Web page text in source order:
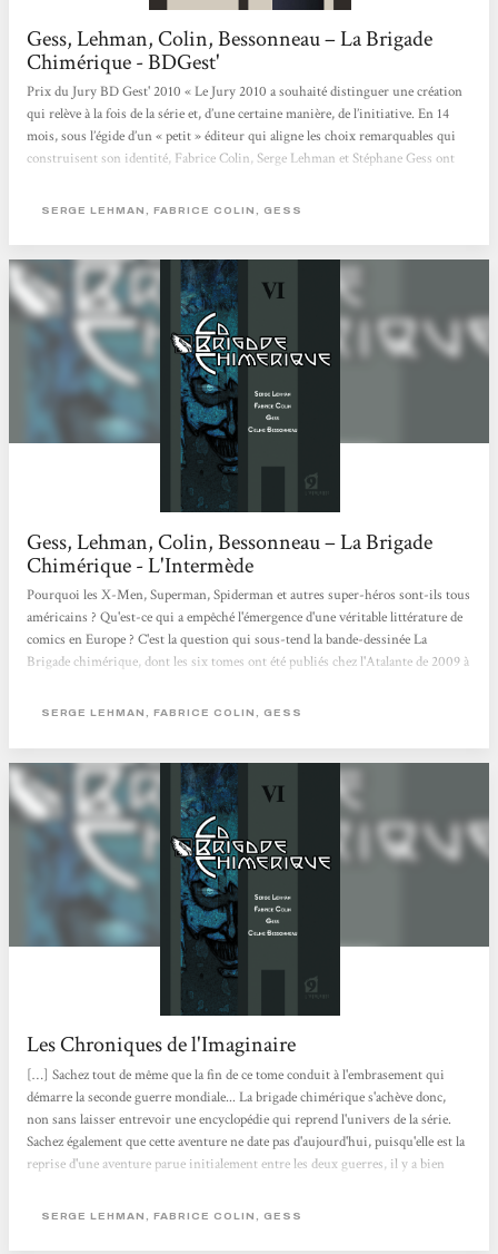
Gess, Lehman, Colin, Bessonneau – La Brigade
Chimérique - BDGest'
Prix du Jury BD Gest' 2010 « Le Jury 2010 a souhaité distinguer une création
qui relève à la fois de la série et, d’une certaine manière, de l’initiative. En 14
mois, sous l’égide d’un « petit » éditeur qui aligne les choix remarquables qui
construisent son identité, Fabrice Colin, Serge Lehman et Stéphane Gess ont
sur le continent européen au cours d’une période trouble. La conclusion de
SERGE LEHMAN, FABRICE COLIN, GESS
Gess, Lehman, Colin, Bessonneau – La Brigade
Chimérique - L'Intermède
Pourquoi les X-Men, Superman, Spiderman et autres super-héros sont-ils tous
américains ? Qu'est-ce qui a empêché l'émergence d'une véritable littérature de
comics en Europe ? C'est la question qui sous-tend la bande-dessinée La
Brigade chimérique, dont les six tomes ont été publiés chez l'Atalante de 2009 à
éditions Sans-Détour L'Encyclopédie et le Jeu de rôle permettant la mise en
Ressusciter...
SERGE LEHMAN, FABRICE COLIN, GESS
Les Chroniques de l'Imaginaire
[…] Sachez tout de même que la fin de ce tome conduit à l'embrasement qui
démarre la seconde guerre mondiale... La brigade chimérique s'achève donc,
non sans laisser entrevoir une encyclopédie qui reprend l'univers de la série.
Sachez également que cette aventure ne date pas d'aujourd'hui, puisqu'elle est la
reprise d'une aventure parue initialement entre les deux guerres, il y a bien
magnifiquement mis en image par Gess et Céline Bessonneau. Certaines pages
SERGE LEHMAN, FABRICE COLIN, GESS